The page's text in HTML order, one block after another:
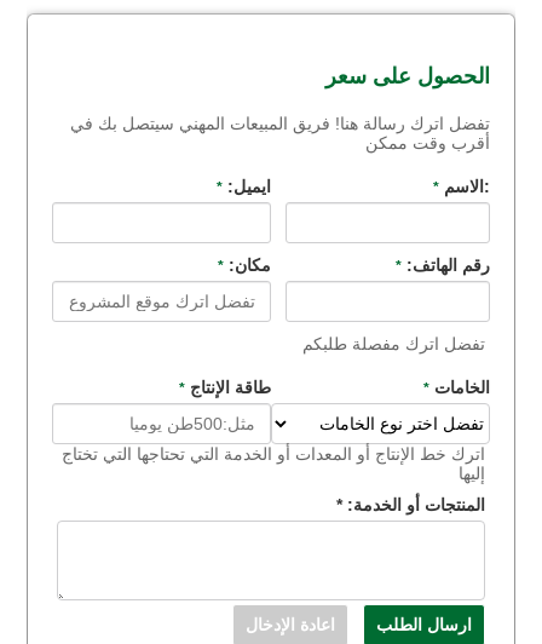
الحصول على سعر
تفضل اترك رسالة هنا! فريق المبيعات المهني سيتصل بك في
أقرب وقت ممكن
:الاسم* ايميل: *
رقم الهاتف:* مكان: *
تفضل اترك مفصلة طلبكم
الخامات* طاقة الإنتاج *
اترك خط الإنتاج أو المعدات أو الخدمة التي تحتاجها التي تختاج
إليها
المنتجات أو الخدمة:*